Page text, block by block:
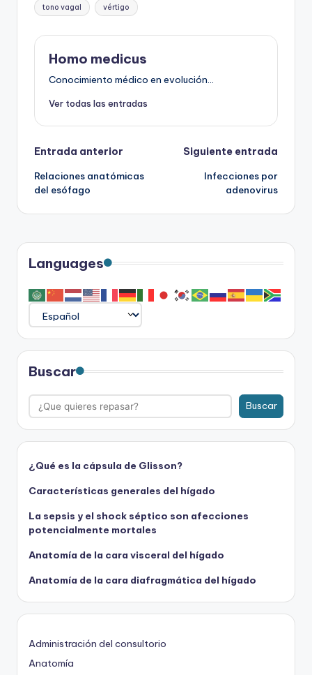
tono vagal vértigo
Homo medicus
Conocimiento médico en evolución...
Ver todas las entradas
Navegación
de
entradas
Entrada anterior
Relaciones anatómicas
del esófago
Siguiente entrada
Infecciones por
adenovirus
Languages
Buscar
Buscar
¿Qué es la cápsula de Glisson?
Características generales del hígado
La sepsis y el shock séptico son afecciones
potencialmente mortales
Anatomía de la cara visceral del hígado
Anatomía de la cara diafragmática del hígado
Administración del consultorio
Anatomía